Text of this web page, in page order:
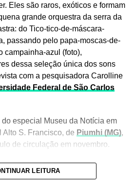
Eles são raros, exóticos e formam
grande orquestra da serra da
do Tico-tico-de-máscara-
passando pelo papa-moscas-de-
campainha-azul (foto),
dessa seleção única dos sons
com a pesquisadora Carolline
Federal de São Carlos
especial Museu da Notícia em
Alto S. Francisco, de Piumhi (MG),
de circulação em novembro.
LEITURA